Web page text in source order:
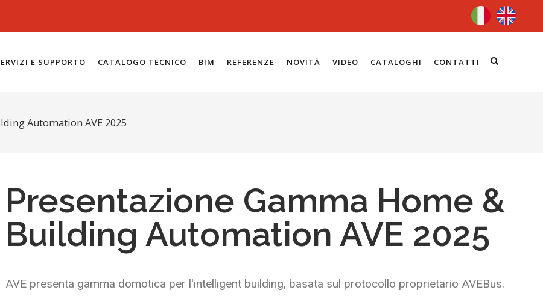
E SUPPORTO CATALOGO TECNICO BIM REFERENZE NOVITÀ VIDEO CATALOGHI CONTATTI
Automation AVE 2025
Presentazione Gamma Home &
Building Automation AVE 2025
AVE presenta gamma domotica per l'intelligent building, basata sul protocollo proprietario AVEBus.